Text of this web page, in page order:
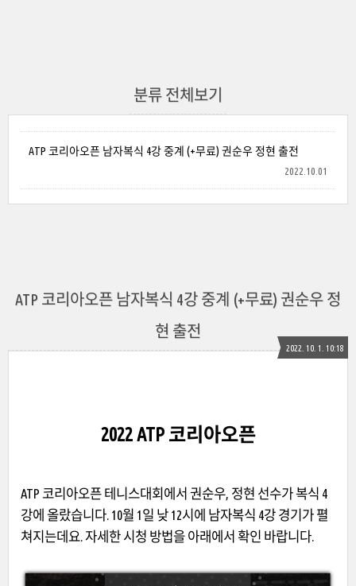
분류 전체보기
ATP 코리아오픈 남자복식 4강 중계 (+무료) 권순우 정현 출전
2022.10.01
ATP 코리아오픈 남자복식 4강 중계 (+무료) 권순우 정
현 출전
2022. 10. 1. 10:18
2022 ATP 코리아오픈
ATP 코리아오픈 테니스대회에서 권순우, 정현 선수가 복식 4
강에 올랐습니다. 10월 1일 낮 12시에 남자복식 4강 경기가 펼
쳐지는데요. 자세한 시청 방법을 아래에서 확인 바랍니다.